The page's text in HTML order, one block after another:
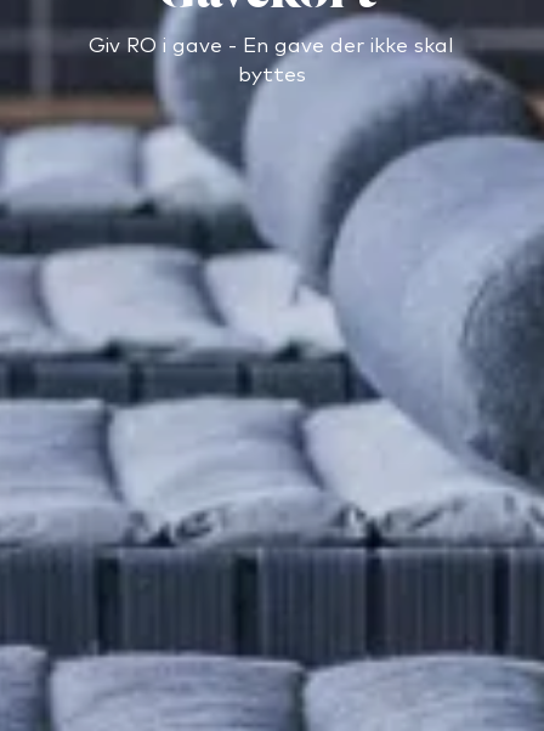
Giv RO i gave - En gave der ikke skal
byttes